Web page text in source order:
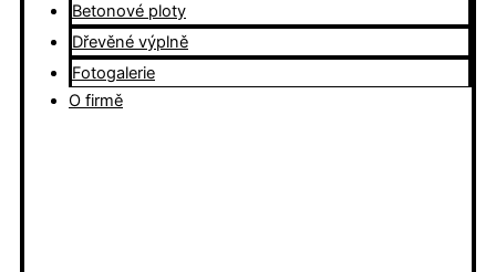
Betonové ploty
Dřevěné výplně
Fotogalerie
O firmě